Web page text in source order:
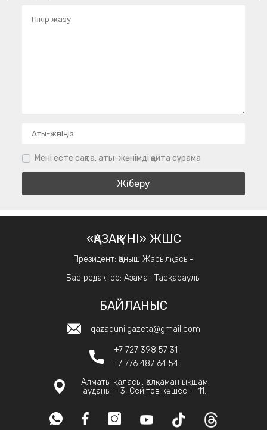
Мені есте сақта, аты-жөнімді қайта сұрама
«ҚАЗАҚ ҮНІ» ЖШС
Президент: Қаныш Жарылқасын
Бас редактор: Азамат Тасқараұлы
БАЙЛАНЫС
qazaquni.gazeta@gmail.com
+7 727 398 57 31
+7 776 487 64 54
Алматы қаласы, Қалқаман ықшам
ауданы – 3, Сейітов көшесі – 11.